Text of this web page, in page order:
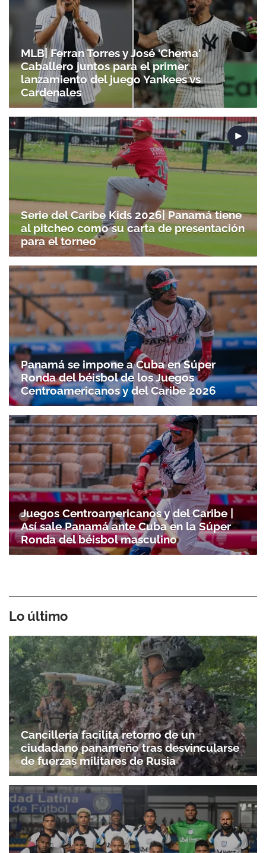
MLB| Ferran Torres y José 'Chema'
Caballero juntos para el primer
lanzamiento del juego Yankees vs
Cardenales
Serie del Caribe Kids 2026| Panamá tiene
al pitcheo como su carta de presentación
para el torneo
Panamá se impone a Cuba en Súper
Ronda del béisbol de los Juegos
Centroamericanos y del Caribe 2026
Juegos Centroamericanos y del Caribe |
Así sale Panamá ante Cuba en la Súper
Ronda del béisbol masculino
Lo último
Cancillería facilita retorno de un
ciudadano panameño tras desvincularse
de fuerzas militares de Rusia